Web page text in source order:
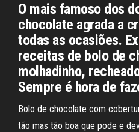
O mais famoso dos
chocolate agrada a
todas as ocasiões.
receitas de bolo de
molhadinho,
Sempre é hora de
Bolo de chocolate com
tão mas tão boa que pode e